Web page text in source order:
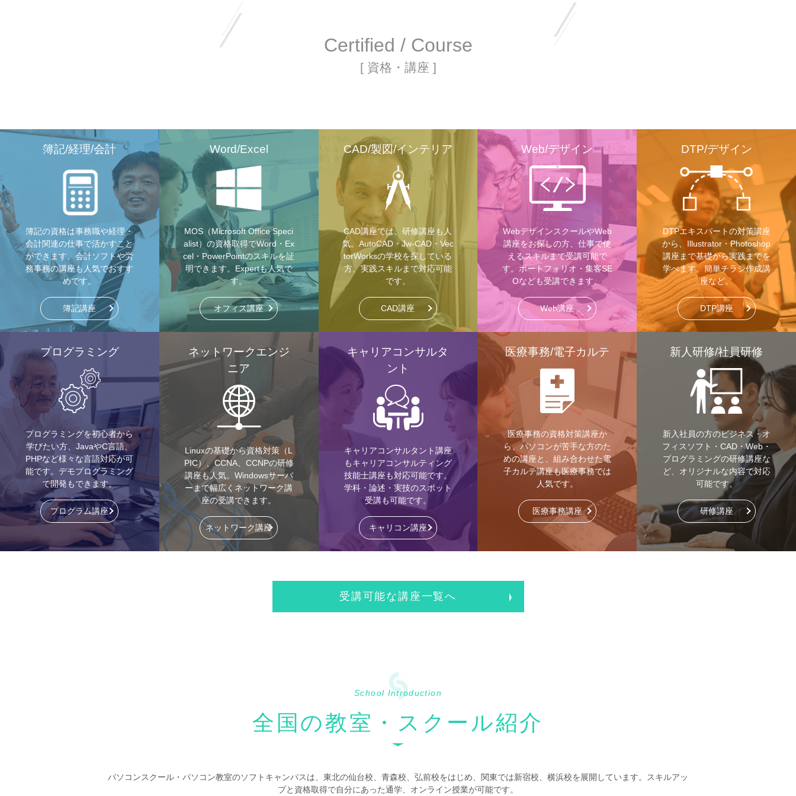
Certified / Course
[ 資格・講座 ]
簿記/経理/会計
簿記の資格は事務職や経理・
会計関連の仕事で活かすこと
ができます。会計ソフトや労
務事務の講座も人気でおすす
めです。
簿記講座
Word/Excel
MOS（Microsoft Office Speci
alist）の資格取得でWord・Ex
cel・PowerPointのスキルを証
明できます。Expertも人気で
す。
オフィス講座
CAD/製図/インテリア
CAD講座では、研修講座も人
気。AutoCAD・Jw-CAD・Vec
torWorksの学校を探している
方、実践スキルまで対応可能
です。
CAD講座
Web/デザイン
WebデザインスクールやWeb
講座をお探しの方、仕事で使
えるスキルまで受講可能で
す。ポートフォリオ・集客SE
Oなども受講できます。
Web講座
DTP/デザイン
DTPエキスパートの対策講座
から、Illustrator・Photoshop
講座まで基礎から実践までを
学べます。簡単チラシ作成講
座など。
DTP講座
プログラミング
プログラミングを初心者から
学びたい方、JavaやC言語、
PHPなど様々な言語対応が可
能です。デモプログラミング
で開発もできます。
プログラム講座
ネットワークエンジ
ニア
Linuxの基礎から資格対策（L
PIC）、CCNA、CCNPの研修
講座も人気。Windowsサーバ
ーまで幅広くネットワーク講
座の受講できます。
ネットワーク講座
キャリアコンサルタ
ント
キャリアコンサルタント講座
もキャリアコンサルティング
技能士講座も対応可能です。
学科・論述・実技のスポット
受講も可能です。
キャリコン講座
医療事務/電子カルテ
医療事務の資格対策講座か
ら、パソコンが苦手な方のた
めの講座と、組み合わせた電
子カルテ講座も医療事務では
人気です。
医療事務講座
新人研修/社員研修
新入社員の方のビジネス・オ
フィスソフト・CAD・Web・
プログラミングの研修講座な
ど、オリジナルな内容で対応
可能です。
研修講座
受講可能な講座一覧へ
School Introduction
全国の教室・スクール紹介
パソコンスクール・パソコン教室のソフトキャンパスは、東北の仙台校、青森校、弘前校をはじめ、関東では新宿校、横浜校を展開しています。スキルアッ
プと資格取得で自分にあった通学、オンライン授業が可能です。